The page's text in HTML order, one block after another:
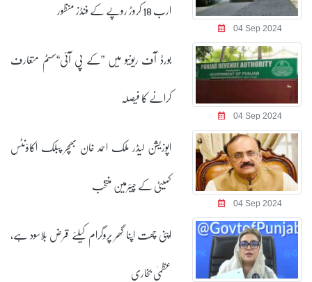
04 Sep 2024
ارب 18 کروڑ روپے کے فنڈز منظور
04 Sep 2024
بورڈ آف ریونیو میں ”کے پی آئی“سسٹم متعارف
کرانے کا فیصلہ
04 Sep 2024
اپوزیشن لیڈر ملک احمد خان بھچر پبلک اکاؤنٹس
کمیٹی کے چیئرمین منتخب
اپنی چھت اپنا گھر پروگرام کیلئے قرض بلاسود ہے،
عظمیٰ بخاری